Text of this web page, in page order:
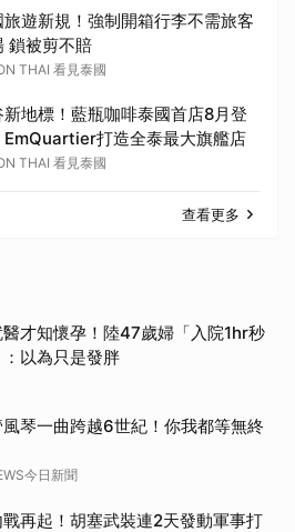
旅遊新規！強制開箱行李不需旅客
鎖被剪不賠
THAI 看見泰國
新地標！藍瓶咖啡泰國首店8月登
EmQuartier打造全泰最大旗艦店
THAI 看見泰國
查看更多
醫才知懷孕！陸47歲婦「入院1hr秒
以為只是發胖
琴一曲跨越6世紀！你我都等無終
今日新聞
再起！胡塞武裝連2天發動軍事打